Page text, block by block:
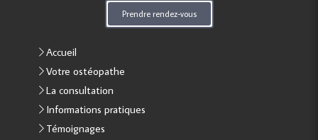
Prendre rendez-vous
Accueil
Votre ostéopathe
La consultation
Informations pratiques
Témoignages